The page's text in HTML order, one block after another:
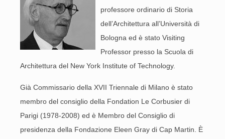
professore ordinario di Storia
dell’Architettura all’Università di
Bologna ed è stato Visiting
Professor presso la Scuola di
Architettura del New York Institute of Technology.
Già Commissario della XVII Triennale di Milano è stato
membro del consiglio della Fondation Le Corbusier di
Parigi (1978-2008) ed è Membro del Consiglio di
presidenza della Fondazione Eleen Gray di Cap Martin. È